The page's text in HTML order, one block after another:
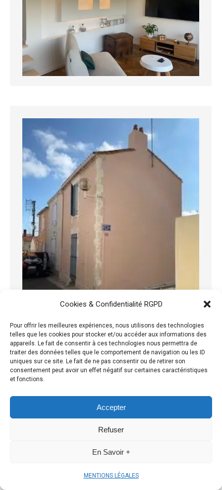
Cookies & Confidentialité RGPD
Pour offrir les meilleures expériences, nous utilisons des technologies
telles que les cookies pour stocker et/ou accéder aux informations des
appareils. Le fait de consentir à ces technologies nous permettra de
traiter des données telles que le comportement de navigation ou les ID
uniques sur ce site. Le fait de ne pas consentir ou de retirer son
consentement peut avoir un effet négatif sur certaines caractéristiques
et fonctions.
Accepter
Refuser
En Savoir +
MENTIONS LÉGALES